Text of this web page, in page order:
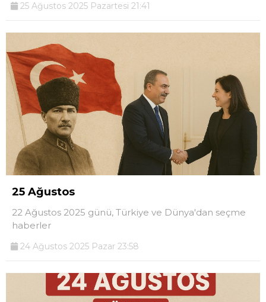
25 Ağustos 2025 Pazartesi 21:41
25 Ağustos
22 Ağustos 2025 günü, Türkiye ve Dünya'dan seçme
haberler
24 Ağustos 2025 Pazar 23:58